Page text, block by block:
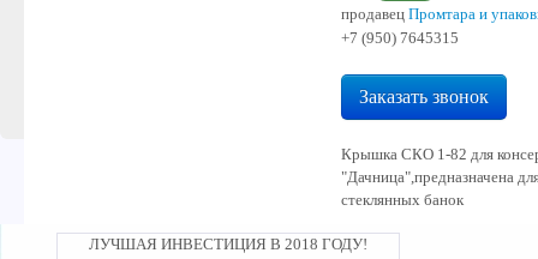
продавец Промтара и
+7 (950) 7645315
Заказать звонок
Крышка СКО 1-82 для
"Дачница",предназначена
стеклянных банок
ЛУЧШАЯ ИНВЕСТИЦИЯ В 2018 ГОДУ!